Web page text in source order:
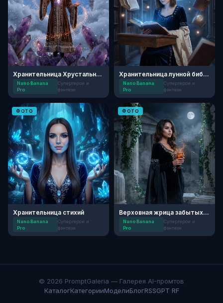
Хранительница Хрустальных Пиков
Nano Banana
Pro
Супергерои и
фэнтези
Хранительница лунной библиотеки
Nano Banana
Pro
Супергерои и
фэнтези
ФОТО
Хранительница стихий
Nano Banana
Pro
Супергерои и
фэнтези
ФОТО
Верховная жрица забытых руин
Nano Banana
Pro
Супергерои и
фэнтези
© 2026 PromptGaleria — Галерея AI-промтов
КаталогКатегорииМоделиБлогRSSGPT RF